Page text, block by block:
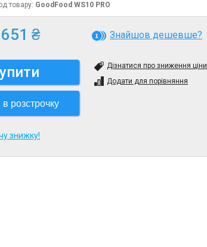
товару: GoodFood WS10 PRO
₴
розстрочку
знижку!
Знайшов дешевше?
Дізнатися про зниження ціни
Додати для порівняння